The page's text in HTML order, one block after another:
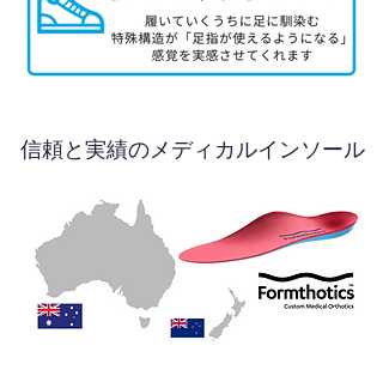
信頼と実績のメディカルインソール